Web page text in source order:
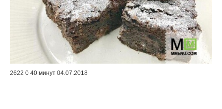
2622 0 40 минут 04.07.2018